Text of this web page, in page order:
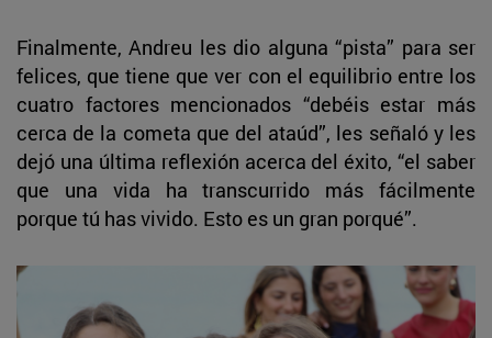
Finalmente, Andreu les dio alguna “pista” para ser
felices, que tiene que ver con el equilibrio entre los
cuatro factores mencionados “debéis estar más
cerca de la cometa que del ataúd”, les señaló y les
dejó una última reflexión acerca del éxito, “el saber
que una vida ha transcurrido más fácilmente
porque tú has vivido. Esto es un gran porqué”.